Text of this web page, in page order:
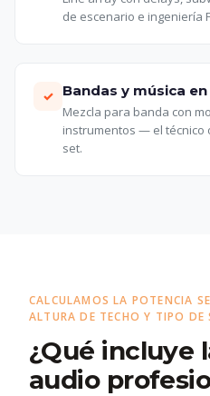
de escenario e ingeniería
✓ Bandas y música
Mezcla para banda con
instrumentos — el técnico
set.
CALCULAMOS LA POTENCIA
ALTURA DE TECHO Y TIPO DE
¿Qué incluye
audio